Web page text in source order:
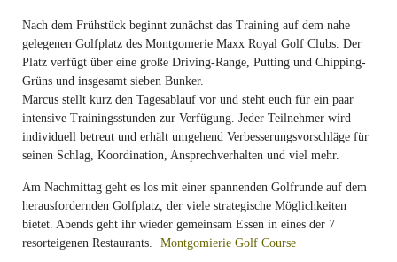
Nach dem Frühstück beginnt zunächst das Training auf dem nahe
gelegenen Golfplatz des Montgomerie Maxx Royal Golf Clubs. Der
Platz verfügt über eine große Driving-Range, Putting und Chipping-
Grüns und insgesamt sieben Bunker.
Marcus stellt kurz den Tagesablauf vor und steht euch für ein paar
intensive Trainingsstunden zur Verfügung. Jeder Teilnehmer wird
individuell betreut und erhält umgehend Verbesserungsvorschläge für
seinen Schlag, Koordination, Ansprechverhalten und viel mehr.
Am Nachmittag geht es los mit einer spannenden Golfrunde auf dem
herausfordernden Golfplatz, der viele strategische Möglichkeiten
bietet. Abends geht ihr wieder gemeinsam Essen in eines der 7
resorteigenen Restaurants.
Montgomierie Golf Course